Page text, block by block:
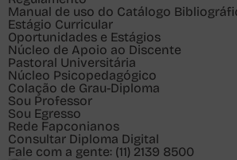
Manual de uso do Catálogo
Estágio Curricular
Oportunidades e Estágios
Núcleo de Apoio ao Discente
Pastoral Universitária
Núcleo Psicopedagógico
Colação de Grau-Diploma
Sou Professor
Sou Egresso
Rede Fapconianos
Consultar Diploma Digital
Fale com a gente: (11) 2139 8500